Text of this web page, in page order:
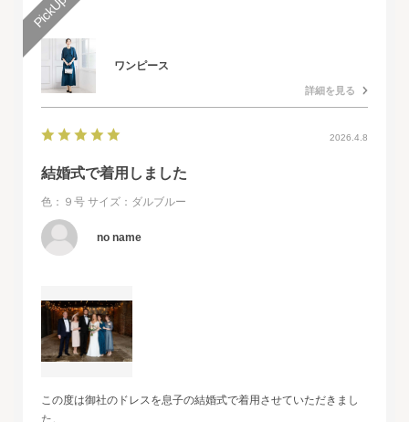
ワンピース
詳細を見る
2026.4.8
結婚式で着用しました
色：９号 サイズ：ダルブルー
no name
この度は御社のドレスを息子の結婚式で着用させていただきまし
た。